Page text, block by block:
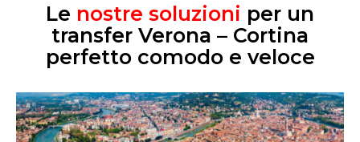
Le nostre soluzioni per un
transfer Verona – Cortina
perfetto comodo e veloce